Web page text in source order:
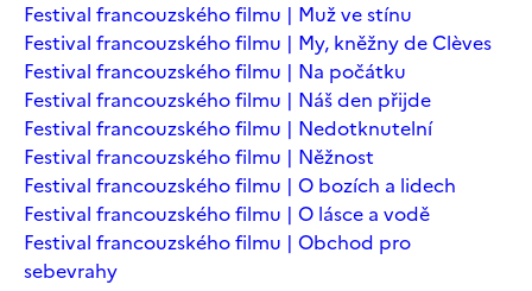
Festival francouzského filmu | Muž ve stínu
Festival francouzského filmu | My, kněžny de Clèves
Festival francouzského filmu | Na počátku
Festival francouzského filmu | Náš den přijde
Festival francouzského filmu | Nedotknutelní
Festival francouzského filmu | Něžnost
Festival francouzského filmu | O bozích a lidech
Festival francouzského filmu | O lásce a vodě
Festival francouzského filmu | Obchod pro
sebevrahy